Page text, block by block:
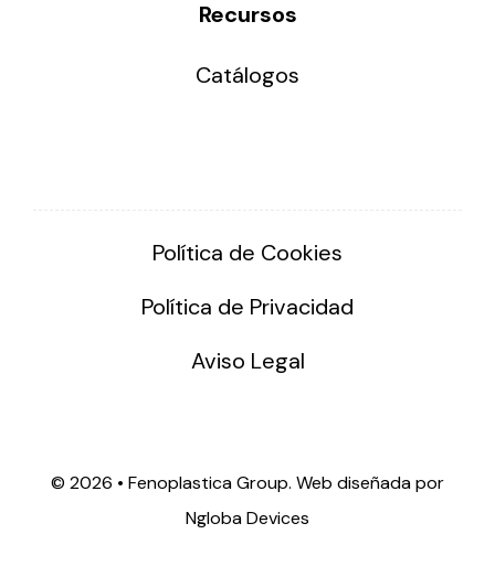
Recursos
Catálogos
Política de Cookies
Política de Privacidad
Aviso Legal
© 2026 • Fenoplastica Group. Web diseñada por
Ngloba Devices